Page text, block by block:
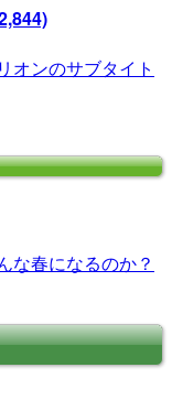
オンのサブタイト
な春になるのか？